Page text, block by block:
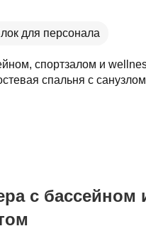
для персонала
спортзалом и
спальня с
с бассейном